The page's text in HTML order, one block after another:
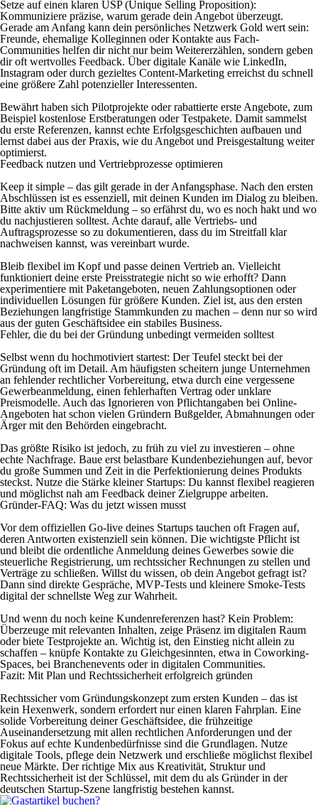
Setze auf einen klaren USP (Unique Selling Proposition):
Kommuniziere präzise, warum gerade dein Angebot überzeugt.
Gerade am Anfang kann dein persönliches Netzwerk Gold wert sein:
Freunde, ehemalige Kolleginnen oder Kontakte aus Fach-
Communities helfen dir nicht nur beim Weitererzählen, sondern geben
dir oft wertvolles Feedback. Über digitale Kanäle wie LinkedIn,
Instagram oder durch gezieltes Content-Marketing erreichst du schnell
eine größere Zahl potenzieller Interessenten.
Bewährt haben sich Pilotprojekte oder rabattierte erste Angebote, zum
Beispiel kostenlose Erstberatungen oder Testpakete. Damit sammelst
du erste Referenzen, kannst echte Erfolgsgeschichten aufbauen und
lernst dabei aus der Praxis, wie du Angebot und Preisgestaltung weiter
optimierst.
Feedback nutzen und Vertriebprozesse optimieren
Keep it simple – das gilt gerade in der Anfangsphase. Nach den ersten
Abschlüssen ist es essenziell, mit deinen Kunden im Dialog zu bleiben.
Bitte aktiv um Rückmeldung – so erfährst du, wo es noch hakt und wo
du nachjustieren solltest. Achte darauf, alle Vertriebs- und
Auftragsprozesse so zu dokumentieren, dass du im Streitfall klar
nachweisen kannst, was vereinbart wurde.
Bleib flexibel im Kopf und passe deinen Vertrieb an. Vielleicht
funktioniert deine erste Preisstrategie nicht so wie erhofft? Dann
experimentiere mit Paketangeboten, neuen Zahlungsoptionen oder
individuellen Lösungen für größere Kunden. Ziel ist, aus den ersten
Beziehungen langfristige Stammkunden zu machen – denn nur so wird
aus der guten Geschäftsidee ein stabiles Business.
Fehler, die du bei der Gründung unbedingt vermeiden solltest
Selbst wenn du hochmotiviert startest: Der Teufel steckt bei der
Gründung oft im Detail. Am häufigsten scheitern junge Unternehmen
an fehlender rechtlicher Vorbereitung, etwa durch eine vergessene
Gewerbeanmeldung, einen fehlerhaften Vertrag oder unklare
Preismodelle. Auch das Ignorieren von Pflichtangaben bei Online-
Angeboten hat schon vielen Gründern Bußgelder, Abmahnungen oder
Ärger mit den Behörden eingebracht.
Das größte Risiko ist jedoch, zu früh zu viel zu investieren – ohne
echte Nachfrage. Baue erst belastbare Kundenbeziehungen auf, bevor
du große Summen und Zeit in die Perfektionierung deines Produkts
steckst. Nutze die Stärke kleiner Startups: Du kannst flexibel reagieren
und möglichst nah am Feedback deiner Zielgruppe arbeiten.
Gründer-FAQ: Was du jetzt wissen musst
Vor dem offiziellen Go-live deines Startups tauchen oft Fragen auf,
deren Antworten existenziell sein können. Die wichtigste Pflicht ist
und bleibt die ordentliche Anmeldung deines Gewerbes sowie die
steuerliche Registrierung, um rechtssicher Rechnungen zu stellen und
Verträge zu schließen. Willst du wissen, ob dein Angebot gefragt ist?
Dann sind direkte Gespräche, MVP-Tests und kleinere Smoke-Tests
digital der schnellste Weg zur Wahrheit.
Und wenn du noch keine Kundenreferenzen hast? Kein Problem:
Überzeuge mit relevanten Inhalten, zeige Präsenz im digitalen Raum
oder biete Testprojekte an. Wichtig ist, den Einstieg nicht allein zu
schaffen – knüpfe Kontakte zu Gleichgesinnten, etwa in Coworking-
Spaces, bei Branchenevents oder in digitalen Communities.
Fazit: Mit Plan und Rechtssicherheit erfolgreich gründen
Rechtssicher vom Gründungskonzept zum ersten Kunden – das ist
kein Hexenwerk, sondern erfordert nur einen klaren Fahrplan. Eine
solide Vorbereitung deiner Geschäftsidee, die frühzeitige
Auseinandersetzung mit allen rechtlichen Anforderungen und der
Fokus auf echte Kundenbedürfnisse sind die Grundlagen. Nutze
digitale Tools, pflege dein Netzwerk und erschließe möglichst flexibel
neue Märkte. Der richtige Mix aus Kreativität, Struktur und
Rechtssicherheit ist der Schlüssel, mit dem du als Gründer in der
deutschen Startup-Szene langfristig bestehen kannst.